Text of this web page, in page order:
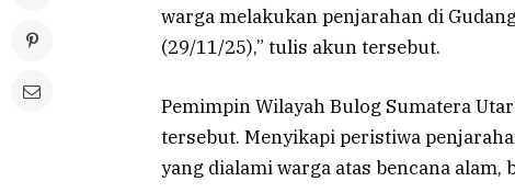
warga melakukan penjarahan di
(29/11/25),” tulis akun tersebut.
Pemimpin Wilayah Bulog Sumatera
tersebut. Menyikapi peristiwa
yang dialami warga atas bencana